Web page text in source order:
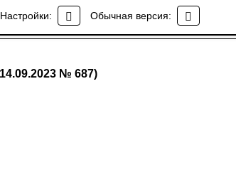
Настройки: Обычная версия:
№ 687)